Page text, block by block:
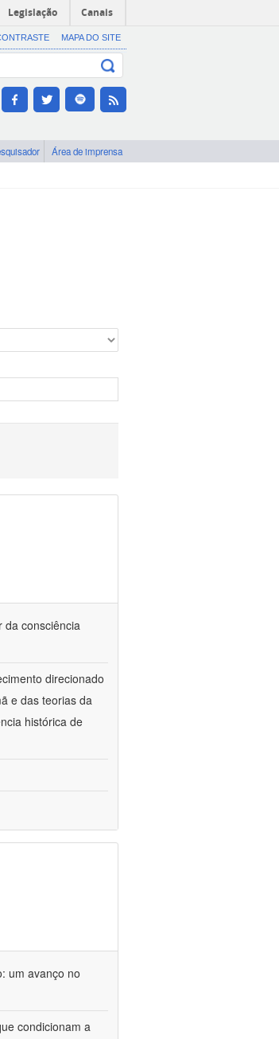
Legislação Canais
MAPA DO SITE
Área de imprensa
da consciência
direcionado
e das teorias da
histórica de
um avanço no
condicionam a